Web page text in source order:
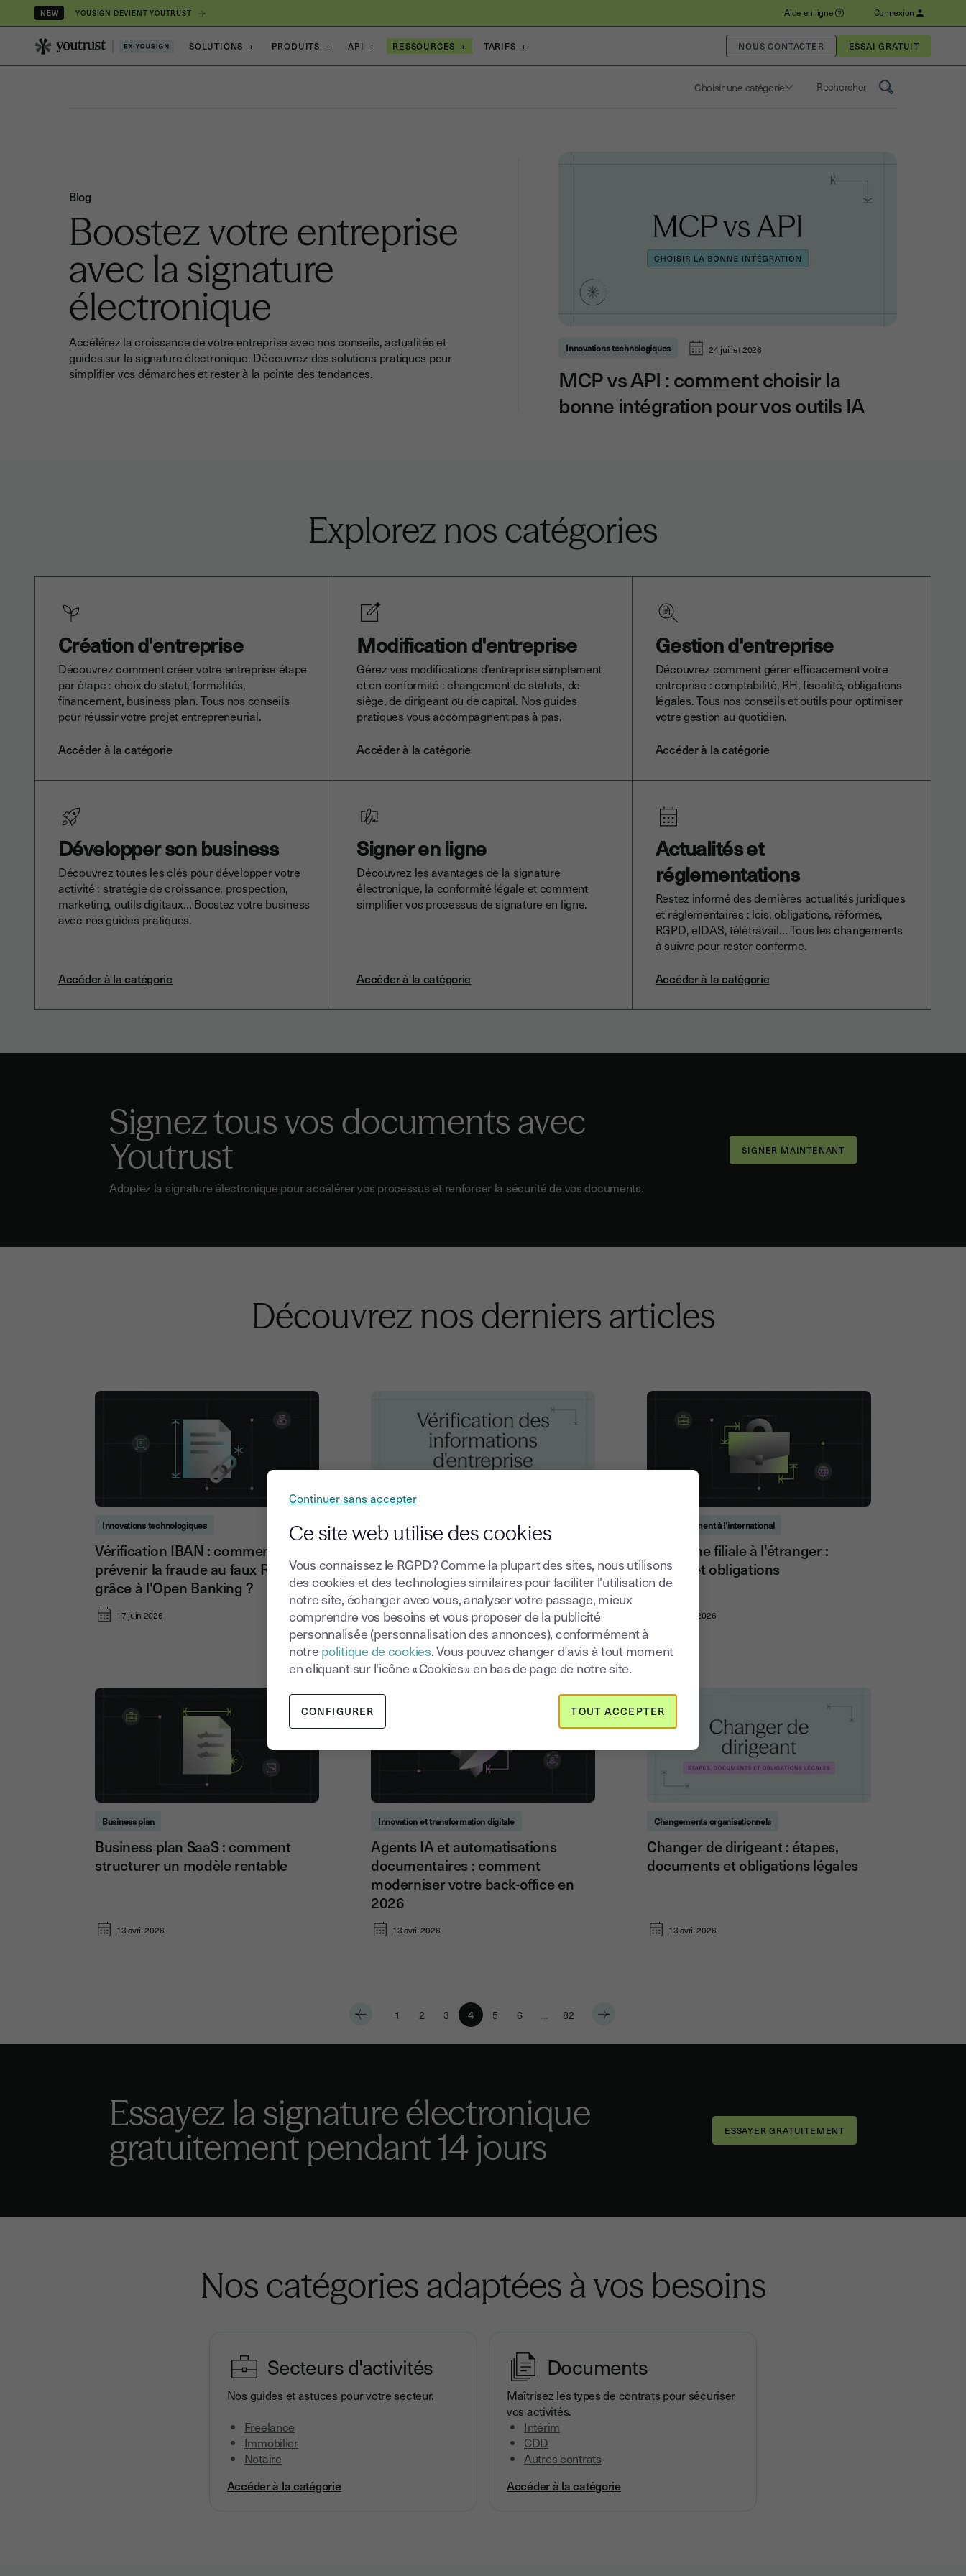
NEW YOUSIGN DEVIENT YOUTRUST Aide en ligne Connexion
SOLUTIONS + PRODUITS + API + RESSOURCES + TARIFS + NOUS CONTACTER
Choisir une catégorie Saisissez un terme pour
Blog
Boostez votre entreprise
avec la signature
électronique
Accélérez la croissance de votre entreprise avec nos conseils, actualités et
guides sur la signature électronique. Découvrez des solutions pratiques pour
simplifier vos démarches et rester à la pointe des tendances.
Innovations technologiques 24 juillet 2026
MCP vs API : comment choisir la
bonne intégration pour vos outils IA
Explorez nos catégories
Création d'entreprise
Découvrez comment créer votre entreprise étape
par étape : choix du statut, formalités,
financement, business plan. Tous nos conseils
pour réussir votre projet entrepreneurial.
Accéder à la catégorie
Modification d'entreprise
Gérez vos modifications d’entreprise simplement
et en conformité : changement de statuts, de
siège, de dirigeant ou de capital. Nos guides
pratiques vous accompagnent pas à pas.
Accéder à la catégorie
Gestion d'entreprise
Découvrez comment gérer efficacement votre
entreprise : comptabilité, RH, fiscalité, obligations
légales. Tous nos conseils et outils pour optimiser
votre gestion au quotidien.
Accéder à la catégorie
Développer son business
Découvrez toutes les clés pour développer votre
activité : stratégie de croissance, prospection,
marketing, outils digitaux… Boostez votre business
avec nos guides pratiques.
Accéder à la catégorie
Signer en ligne
Découvrez les avantages de la signature
électronique, la conformité légale et comment
simplifier vos processus de signature en ligne.
Accéder à la catégorie
Actualités et
réglementations
Restez informé des dernières actualités juridiques
et réglementaires : lois, obligations, réformes,
RGPD, eIDAS, télétravail… Tous les changements
à suivre pour rester conforme.
Accéder à la catégorie
Signez tous vos documents avec
Youtrust
Adoptez la signature électronique pour accélérer vos processus et renforcer la sécurité de vos documents.
Découvrez nos derniers articles
Innovations technologiques
Vérification IBAN : comment
prévenir la fraude au faux RIB
grâce à l'Open Banking ?
17 juin 2026
Comptabilité
informations d'entreprise : Kbis,
SIRET, TVA
17 juin 2026
Développement à l'international
Créer une filiale à l'étranger :
étapes et obligations
13 avril 2026
Business plan
Business plan SaaS : comment
structurer un modèle rentable
13 avril 2026
Innovation et transformation digitale
Agents IA et automatisations
documentaires : comment
moderniser votre back-office en
2026
13 avril 2026
Changements organisationnels
Changer de dirigeant : étapes,
documents et obligations légales
13 avril 2026
1 2 3 4 5 6 … 82
Essayez la signature électronique
gratuitement pendant 14 jours
Nos catégories adaptées à vos besoins
Secteurs d'activités
Nos guides et astuces pour votre secteur.
Freelance
Immobilier
Notaire
Accéder à la catégorie
Documents
Maîtrisez les types de contrats pour sécuriser
vos activités.
Intérim
CDD
Autres contrats
Accéder à la catégorie
Continuer sans accepter
Ce site web utilise des cookies
Vous connaissez le RGPD ? Comme la plupart des sites, nous utilisons
des cookies et des technologies similaires pour faciliter l'utilisation de
notre site, échanger avec vous, analyser votre passage, mieux
comprendre vos besoins et vous proposer de la publicité
personnalisée (personnalisation des annonces), conformément à
notrepolitique de cookies. Vous pouvez changer d’avis à tout moment
en cliquant sur l'icône « Cookies » en bas de page de notre site.
CONFIGURER TOUT ACCEPTER